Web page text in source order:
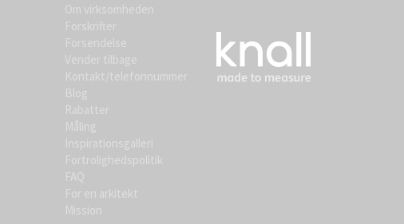
Om virksomheden
Forskrifter
Forsendelse
Vender tilbage
Kontakt/telefonnummer
Blog
Rabatter
Måling
Inspirationsgalleri
Fortrolighedspolitik
FAQ
For en arkitekt
Mission